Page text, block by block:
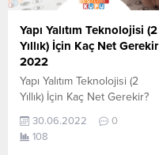
verilerin tamamı
YÖK tarafından yayınlanmış
olan en son güncel...
Yapı Yalıtım Teknolojisi (2
Yıllık) İçin Kaç Net Gerekir
2022
Yapı Yalıtım Teknolojisi (2
Yıllık) İçin Kaç Net Gerekir?
Teknolojisi (2 Yıllık) için kaç
net yapmam gerekir
30.06.2022
0
108